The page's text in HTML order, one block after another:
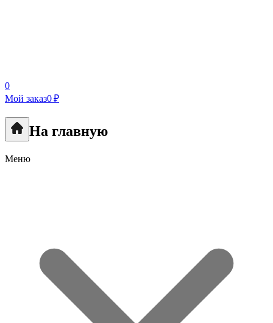
0
Мой заказ0 ₽
На главную
Меню